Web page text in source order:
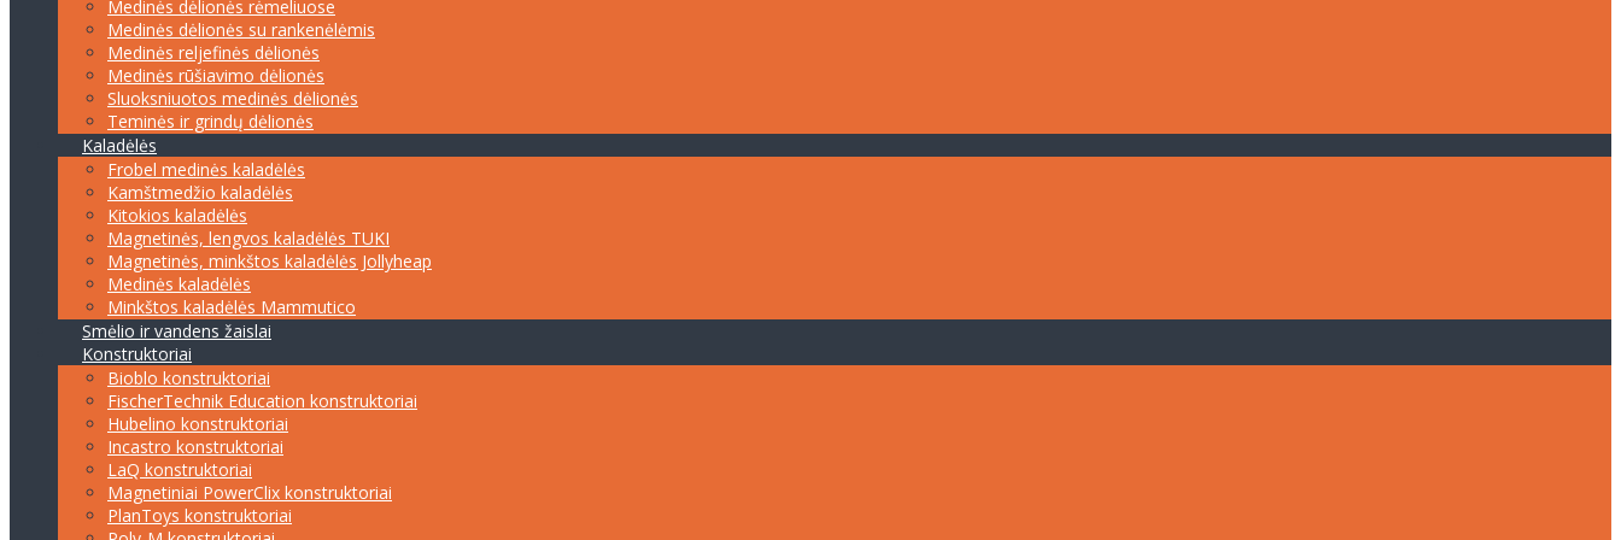
Medinės dėlionės rėmeliuose
Medinės dėlionės su rankenėlėmis
Medinės reljefinės dėlionės
Medinės rūšiavimo dėlionės
Sluoksniuotos medinės dėlionės
Teminės ir grindų dėlionės
Kaladėlės
Frobel medinės kaladėlės
Kamštmedžio kaladėlės
Kitokios kaladėlės
Magnetinės, lengvos kaladėlės TUKI
Magnetinės, minkštos kaladėlės Jollyheap
Medinės kaladėlės
Minkštos kaladėlės Mammutico
Smėlio ir vandens žaislai
Konstruktoriai
Bioblo konstruktoriai
FischerTechnik Education konstruktoriai
Hubelino konstruktoriai
Incastro konstruktoriai
LaQ konstruktoriai
Magnetiniai PowerClix konstruktoriai
PlanToys konstruktoriai